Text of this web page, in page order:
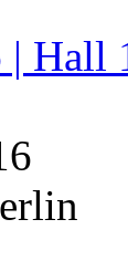
Hall